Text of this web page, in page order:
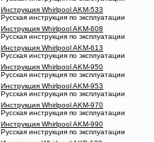
Инструкция Whirlpool AKM-533
Русская инструкция по эксплуатации
Инструкция Whirlpool AKM-608
Русская инструкция по эксплуатации
Инструкция Whirlpool AKM-613
Русская инструкция по эксплуатации
Инструкция Whirlpool AKM-950
Русская инструкция по эксплуатации
Инструкция Whirlpool AKM-953
Русская инструкция по эксплуатации
Инструкция Whirlpool AKM-970
Русская инструкция по эксплуатации
Инструкция Whirlpool AKM-990
Русская инструкция по эксплуатации